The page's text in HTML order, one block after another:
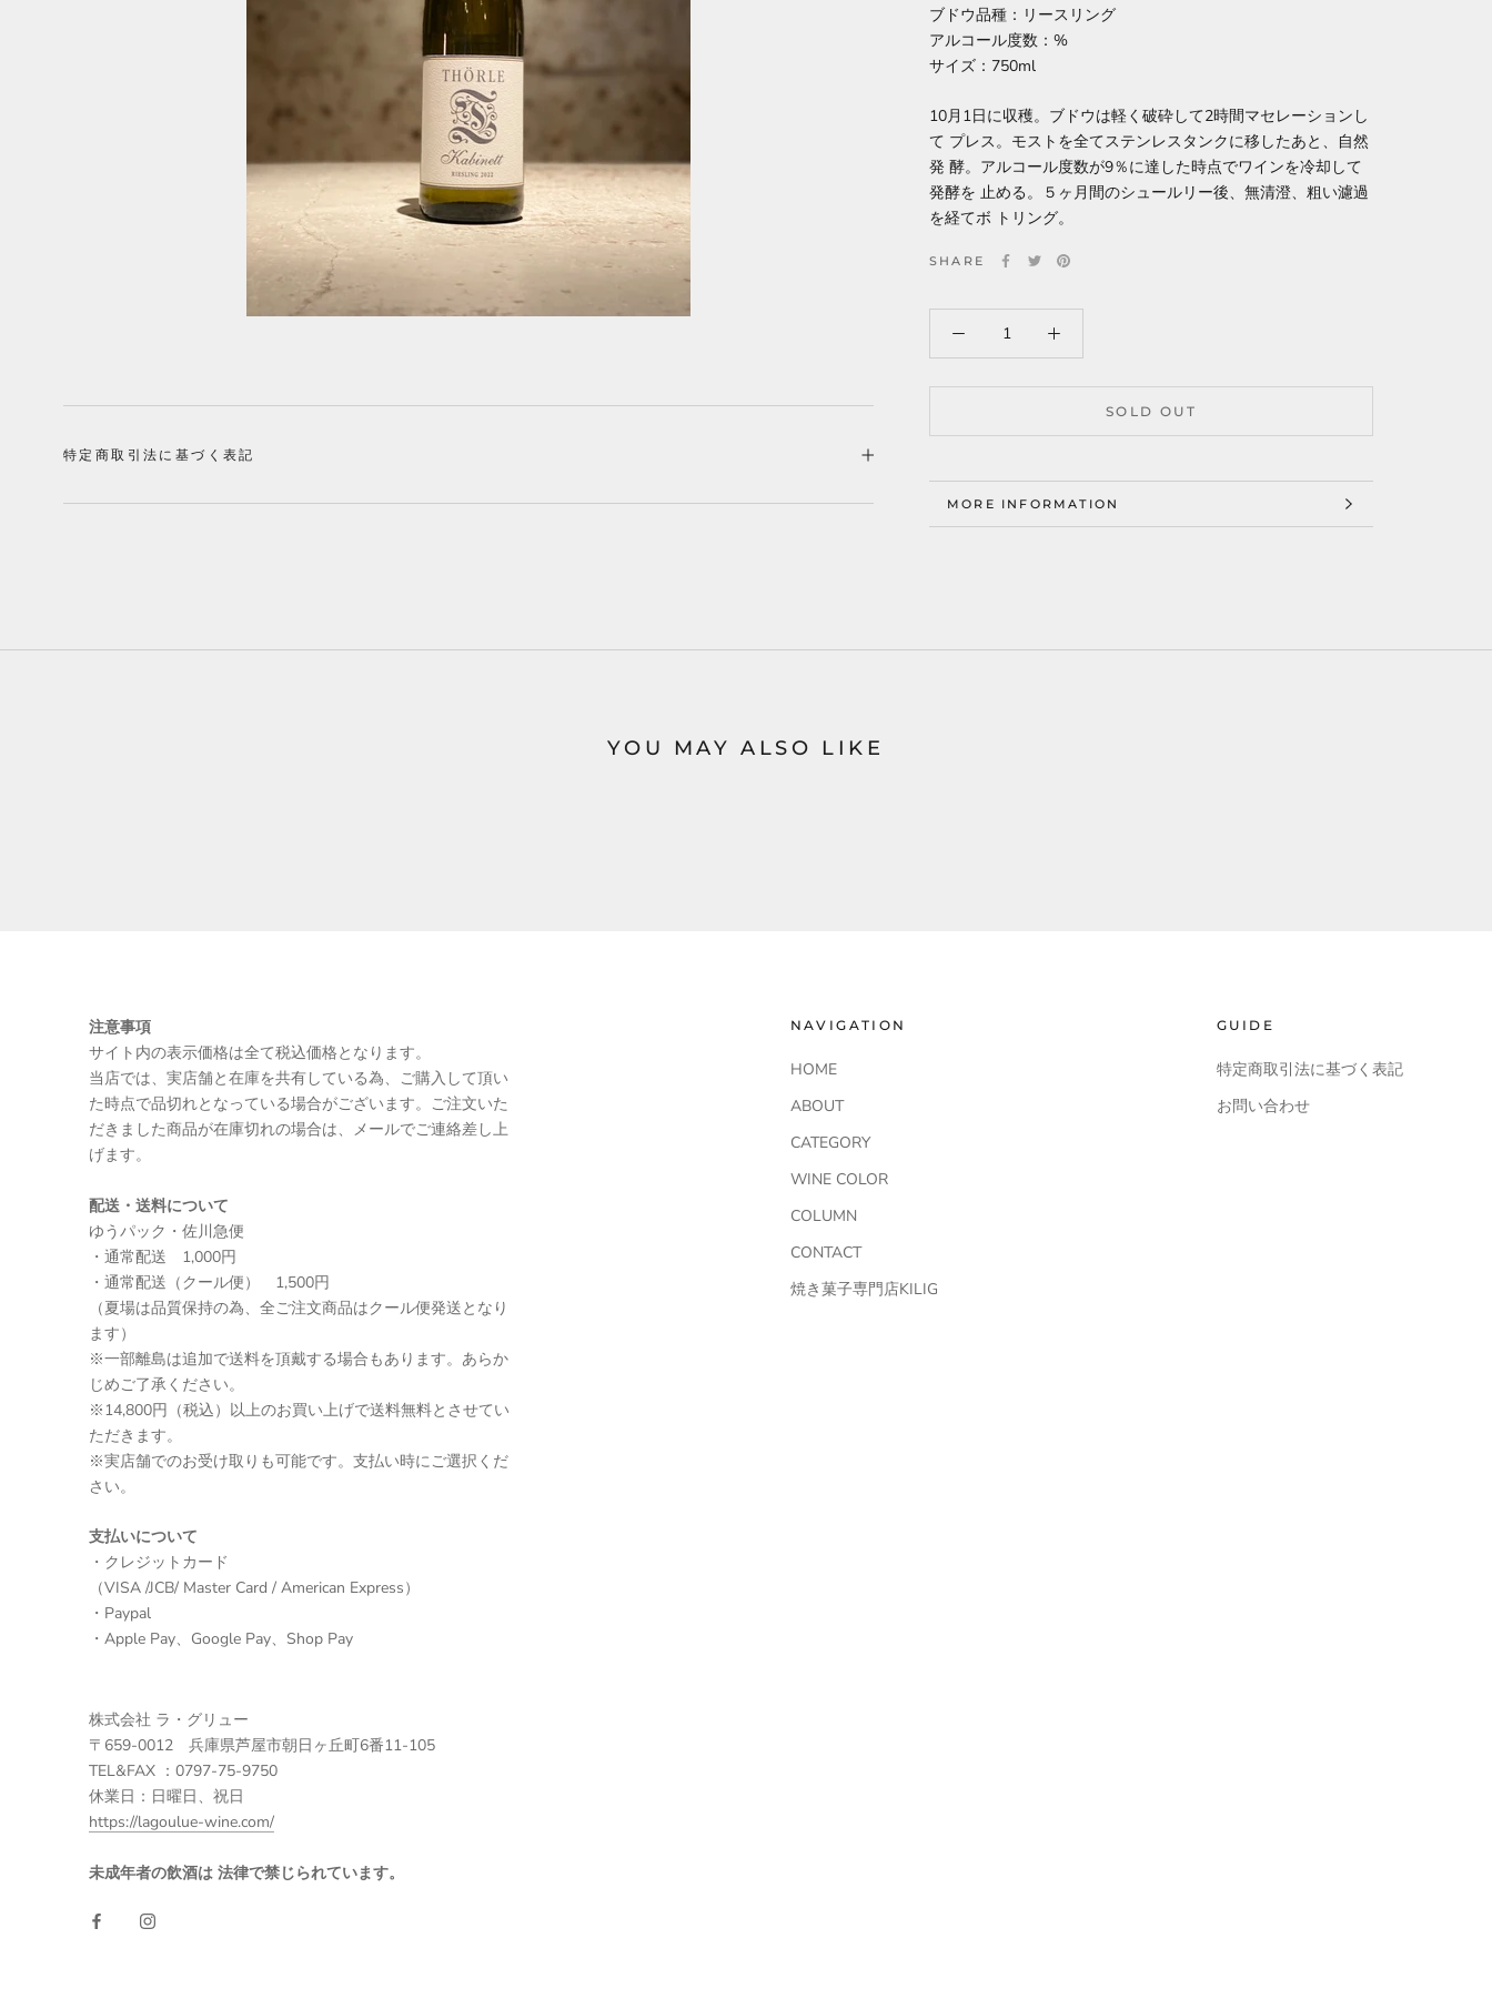
ブドウ品種：リースリング
アルコール度数：%
サイズ：750ml
10月1日に収穫。ブドウは軽く破砕して2時間マセレーションし
て プレス。モストを全てステンレスタンクに移したあと、自然
発 酵。アルコール度数が9％に達した時点でワインを冷却して
発酵を 止める。５ヶ月間のシュールリー後、無清澄、粗い濾過
を経てボ トリング。
SHARE
SOLD OUT
MORE INFORMATION
VIEW IMAGES
特定商取引法に基づく表記
YOU MAY ALSO LIKE
注意事項
サイト内の表示価格は全て税込価格となります。
当店では、実店舗と在庫を共有している為、ご購入して頂い
た時点で品切れとなっている場合がございます。ご注文いた
だきました商品が在庫切れの場合は、メールでご連絡差し上
げます。
配送・送料について
ゆうパック・佐川急便
・通常配送 1,000円
・通常配送（クール便） 1,500円
（夏場は品質保持の為、全ご注文商品はクール便発送となり
ます）
※一部離島は追加で送料を頂戴する場合もあります。あらか
じめご了承ください。
※14,800円（税込）以上のお買い上げで送料無料とさせてい
ただきます。
※実店舗でのお受け取りも可能です。支払い時にご選択くだ
さい。
支払いについて
・クレジットカード
（VISA /JCB/ Master Card / American Express）
・Paypal
・Apple Pay、Google Pay、Shop Pay
NAVIGATION
HOME
ABOUT
CATEGORY
WINE COLOR
COLUMN
CONTACT
焼き菓子専門店KILIG
GUIDE
特定商取引法に基づく表記
お問い合わせ
株式会社 ラ・グリュー
〒659-0012 兵庫県芦屋市朝日ヶ丘町6番11-105
TEL&FAX ：0797-75-9750
休業日：日曜日、祝日
https://lagoulue-wine.com/
未成年者の飲酒は 法律で禁じられています。